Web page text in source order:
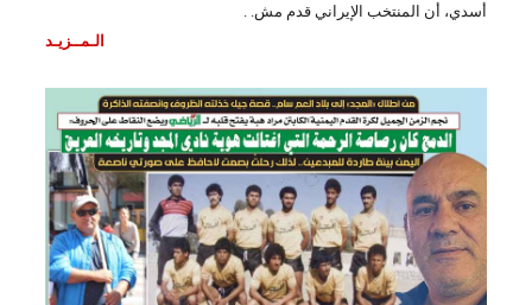
أسدي، أن المنتخب الإيراني قدم مش. .
الـمــزيـد